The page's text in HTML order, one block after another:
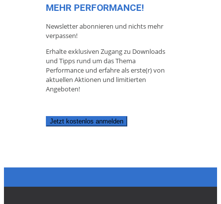
MEHR PERFORMANCE!
Newsletter abonnieren und nichts mehr
verpassen!
Erhalte exklusiven Zugang zu Downloads
und Tipps rund um das Thema
Performance und erfahre als erste(r) von
aktuellen Aktionen und limitierten
Angeboten!
Jetzt kostenlos anmelden